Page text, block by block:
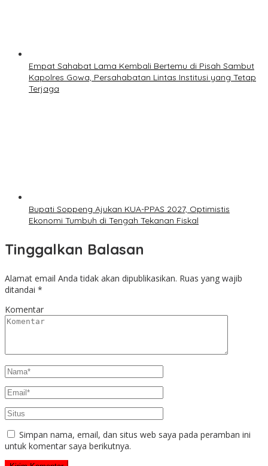
Empat Sahabat Lama Kembali Bertemu di Pisah Sambut
Kapolres Gowa, Persahabatan Lintas Institusi yang Tetap
Terjaga
Bupati Soppeng Ajukan KUA-PPAS 2027, Optimistis
Ekonomi Tumbuh di Tengah Tekanan Fiskal
Tinggalkan Balasan
Alamat email Anda tidak akan dipublikasikan. Ruas yang wajib
ditandai *
Komentar
Simpan nama, email, dan situs web saya pada peramban ini
untuk komentar saya berikutnya.